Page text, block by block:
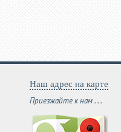
Наш адрес на карте
Приезжайте к нам . . .